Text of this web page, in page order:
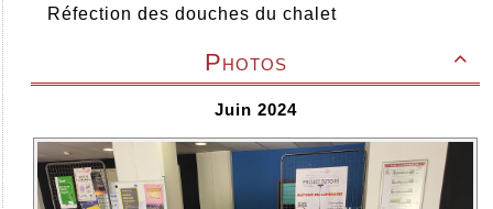
Réfection des douches du chalet

Photos
Juin 2024